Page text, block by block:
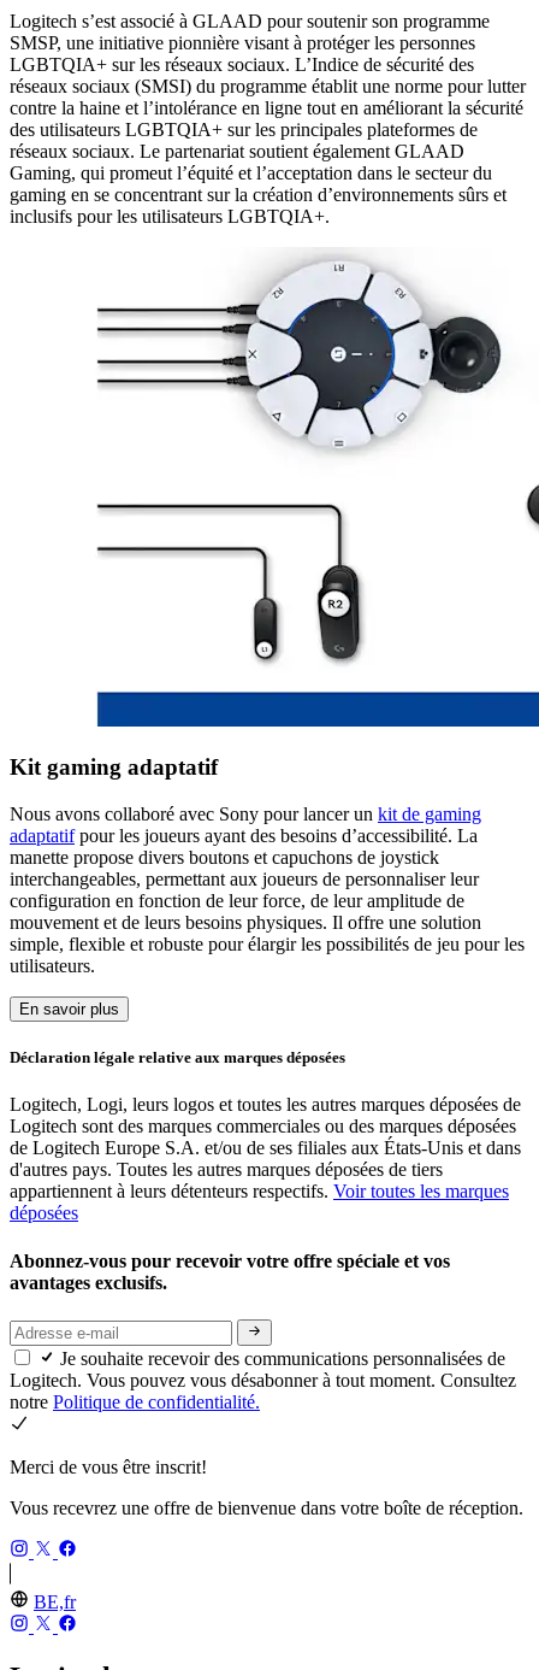
Logitech s’est associé à GLAAD pour soutenir son programme
SMSP, une initiative pionnière visant à protéger les personnes
LGBTQIA+ sur les réseaux sociaux. L’Indice de sécurité des
réseaux sociaux (SMSI) du programme établit une norme pour lutter
contre la haine et l’intolérance en ligne tout en améliorant la sécurité
des utilisateurs LGBTQIA+ sur les principales plateformes de
réseaux sociaux. Le partenariat soutient également GLAAD
Gaming, qui promeut l’équité et l’acceptation dans le secteur du
gaming en se concentrant sur la création d’environnements sûrs et
inclusifs pour les utilisateurs LGBTQIA+.
Kit gaming adaptatif
Nous avons collaboré avec Sony pour lancer un kit de gaming
adaptatifpour les joueurs ayant des besoins d’accessibilité. La
manette propose divers boutons et capuchons de joystick
interchangeables, permettant aux joueurs de personnaliser leur
configuration en fonction de leur force, de leur amplitude de
mouvement et de leurs besoins physiques. Il offre une solution
simple, flexible et robuste pour élargir les possibilités de jeu pour les
utilisateurs.
En savoir plus
Déclaration légale relative aux marques déposées
Logitech, Logi, leurs logos et toutes les autres marques déposées de
Logitech sont des marques commerciales ou des marques déposées
de Logitech Europe S.A. et/ou de ses filiales aux États-Unis et dans
d'autres pays. Toutes les autres marques déposées de tiers
appartiennent à leurs détenteurs respectifs. Voir toutes les marques
déposées
Abonnez-vous pour recevoir votre offre spéciale et vos
avantages exclusifs.
Je souhaite recevoir des communications personnalisées de
Logitech. Vous pouvez vous désabonner à tout moment. Consultez
notre Politique de confidentialité.
Merci de vous être inscrit!
Vous recevrez une offre de bienvenue dans votre boîte de réception.
BE,fr